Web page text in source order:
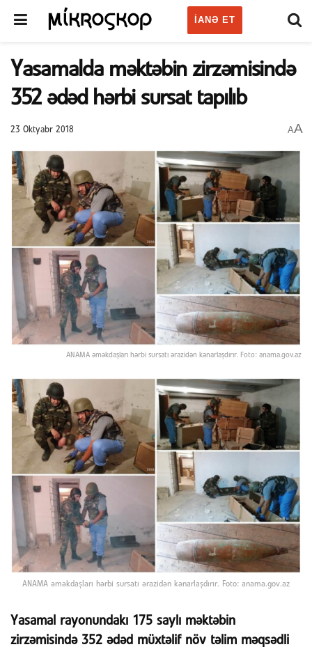
IANƏ ET
Yasamalda məktəbin zirzəmisində
352 ədəd hərbi sursat tapılıb
23 Oktyabr 2018 AA
ANAMA əməkdaşları hərbi sursatı ərazidən kənarlaşdırır. Foto: anama.gov.az
ANAMA əməkdaşları hərbi sursatı ərazidən kənarlaşdırır. Foto: anama.gov.az
Yasamal rayonundakı 175 saylı məktəbin
zirzəmisində 352 ədəd müxtəlif növ təlim məqsədli